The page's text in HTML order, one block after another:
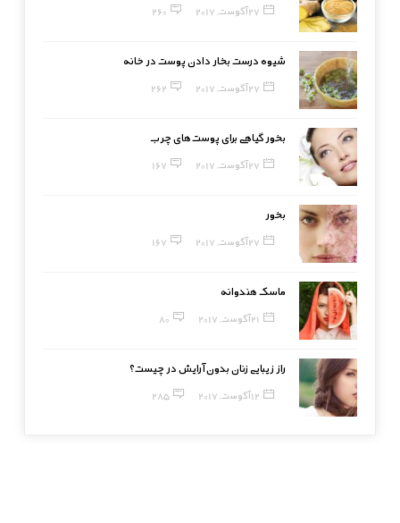
27 آگوست, 2017 260
شیوه درست بخار دادن پوست در خانه
27 آگوست, 2017 262
بخور گیاهی برای پوست‌های چرب
27 آگوست, 2017 167
بخور
27 آگوست, 2017 167
ماسک هندوانه
21 آگوست, 2017 80
راز زیبایی زنان بدون آرایش در چیست؟
12 آگوست, 2017 285